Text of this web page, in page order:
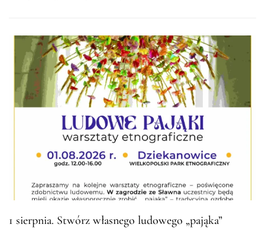
1 sierpnia. Stwórz własnego ludowego „pająka”